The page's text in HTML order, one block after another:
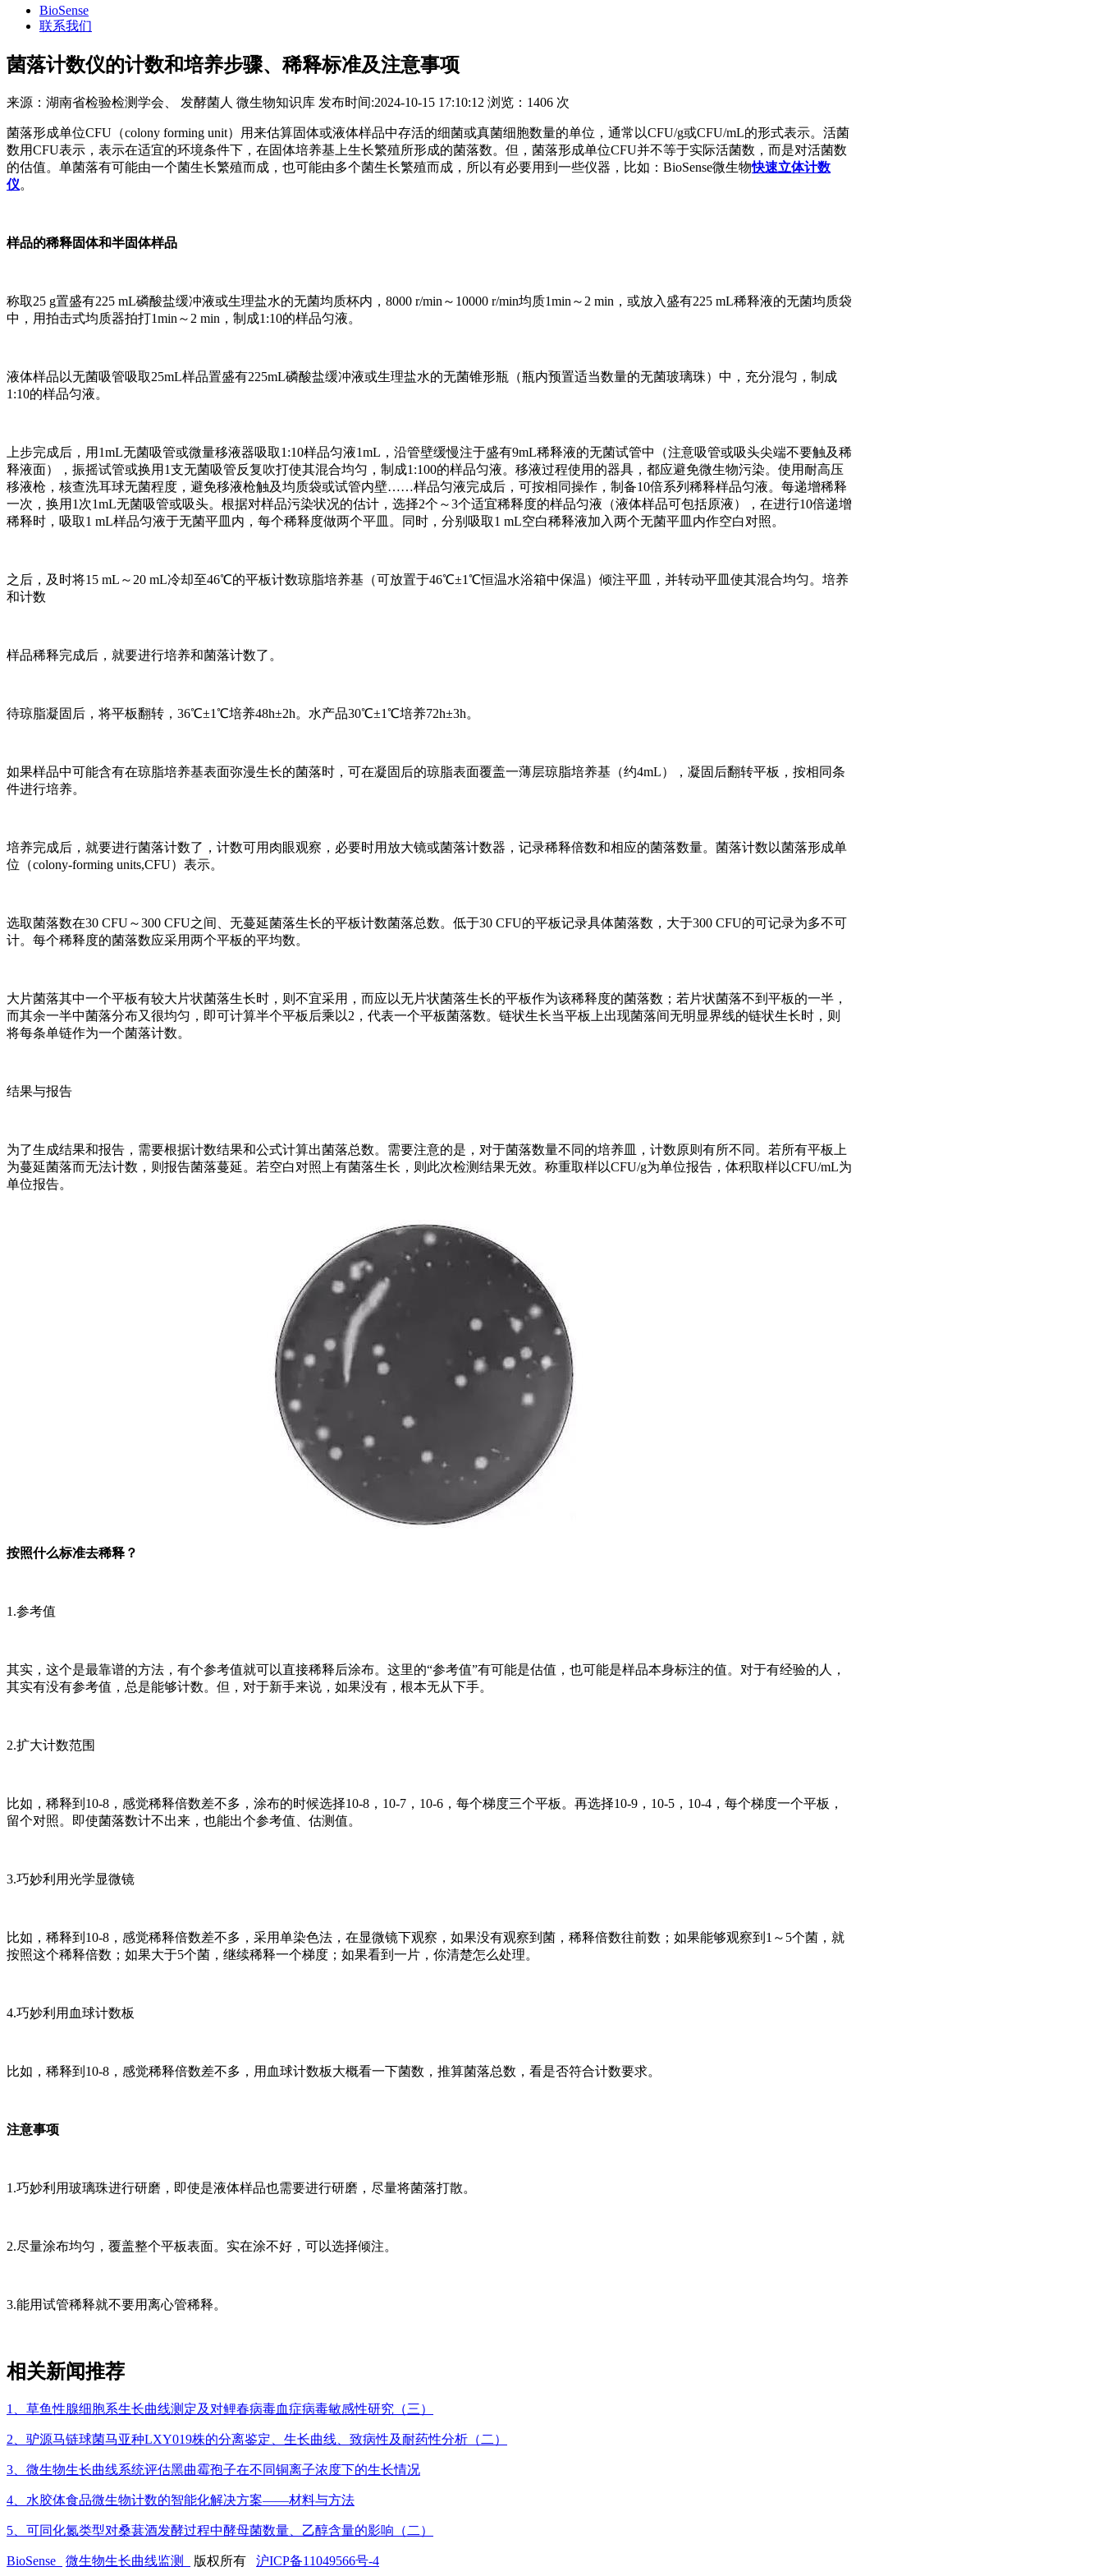
BioSense
联系我们
​菌落计数仪的计数和培养步骤、稀释标准及注意事项
来源： 湖南省检验检测学会、 发酵菌人 微生物知识库 发布时间:2024-10-15 17:10:12 浏览： 1406 次
菌落形成单位CFU（colony forming unit）用来估算固体或液体样品中存活的细菌或真菌细胞数量的单位，通常以CFU/g或CFU/mL的形式表示。活菌
数用CFU表示，表示在适宜的环境条件下，在固体培养基上生长繁殖所形成的菌落数。但，菌落形成单位CFU并不等于实际活菌数，而是对活菌数
的估值。单菌落有可能由一个菌生长繁殖而成，也可能由多个菌生长繁殖而成，所以有必要用到一些仪器，比如：BioSense微生物快速立体计数
仪。
样品的稀释固体和半固体样品
称取25 g置盛有225 mL磷酸盐缓冲液或生理盐水的无菌均质杯内，8000 r/min～10000 r/min均质1min～2 min，或放入盛有225 mL稀释液的无菌均质袋
中，用拍击式均质器拍打1min～2 min，制成1:10的样品匀液。
液体样品以无菌吸管吸取25mL样品置盛有225mL磷酸盐缓冲液或生理盐水的无菌锥形瓶（瓶内预置适当数量的无菌玻璃珠）中，充分混匀，制成
1:10的样品匀液。
上步完成后，用1mL无菌吸管或微量移液器吸取1:10样品匀液1mL，沿管壁缓慢注于盛有9mL稀释液的无菌试管中（注意吸管或吸头尖端不要触及稀
释液面），振摇试管或换用1支无菌吸管反复吹打使其混合均匀，制成1:100的样品匀液。移液过程使用的器具，都应避免微生物污染。使用耐高压
移液枪，核查洗耳球无菌程度，避免移液枪触及均质袋或试管内壁……样品匀液完成后，可按相同操作，制备10倍系列稀释样品匀液。每递增稀释
一次，换用1次1mL无菌吸管或吸头。根据对样品污染状况的估计，选择2个～3个适宜稀释度的样品匀液（液体样品可包括原液），在进行10倍递增
稀释时，吸取1 mL样品匀液于无菌平皿内，每个稀释度做两个平皿。同时，分别吸取1 mL空白稀释液加入两个无菌平皿内作空白对照。
之后，及时将15 mL～20 mL冷却至46℃的平板计数琼脂培养基（可放置于46℃±1℃恒温水浴箱中保温）倾注平皿，并转动平皿使其混合均匀。培养
和计数
样品稀释完成后，就要进行培养和菌落计数了。
待琼脂凝固后，将平板翻转，36℃±1℃培养48h±2h。水产品30℃±1℃培养72h±3h。
如果样品中可能含有在琼脂培养基表面弥漫生长的菌落时，可在凝固后的琼脂表面覆盖一薄层琼脂培养基（约4mL），凝固后翻转平板，按相同条
件进行培养。
培养完成后，就要进行菌落计数了，计数可用肉眼观察，必要时用放大镜或菌落计数器，记录稀释倍数和相应的菌落数量。菌落计数以菌落形成单
位（colony-forming units,CFU）表示。
选取菌落数在30 CFU～300 CFU之间、无蔓延菌落生长的平板计数菌落总数。低于30 CFU的平板记录具体菌落数，大于300 CFU的可记录为多不可
计。每个稀释度的菌落数应采用两个平板的平均数。
大片菌落其中一个平板有较大片状菌落生长时，则不宜采用，而应以无片状菌落生长的平板作为该稀释度的菌落数；若片状菌落不到平板的一半，
而其余一半中菌落分布又很均匀，即可计算半个平板后乘以2，代表一个平板菌落数。链状生长当平板上出现菌落间无明显界线的链状生长时，则
将每条单链作为一个菌落计数。
结果与报告
为了生成结果和报告，需要根据计数结果和公式计算出菌落总数。需要注意的是，对于菌落数量不同的培养皿，计数原则有所不同。若所有平板上
为蔓延菌落而无法计数，则报告菌落蔓延。若空白对照上有菌落生长，则此次检测结果无效。称重取样以CFU/g为单位报告，体积取样以CFU/mL为
单位报告。
按照什么标准去稀释？
1.参考值
其实，这个是最靠谱的方法，有个参考值就可以直接稀释后涂布。这里的“参考值”有可能是估值，也可能是样品本身标注的值。对于有经验的人，
其实有没有参考值，总是能够计数。但，对于新手来说，如果没有，根本无从下手。
2.扩大计数范围
比如，稀释到10-8，感觉稀释倍数差不多，涂布的时候选择10-8，10-7，10-6，每个梯度三个平板。再选择10-9，10-5，10-4，每个梯度一个平板，
留个对照。即使菌落数计不出来，也能出个参考值、估测值。
3.巧妙利用光学显微镜
比如，稀释到10-8，感觉稀释倍数差不多，采用单染色法，在显微镜下观察，如果没有观察到菌，稀释倍数往前数；如果能够观察到1～5个菌，就
按照这个稀释倍数；如果大于5个菌，继续稀释一个梯度；如果看到一片，你清楚怎么处理。
4.巧妙利用血球计数板
比如，稀释到10-8，感觉稀释倍数差不多，用血球计数板大概看一下菌数，推算菌落总数，看是否符合计数要求。
注意事项
1.巧妙利用玻璃珠进行研磨，即使是液体样品也需要进行研磨，尽量将菌落打散。
2.尽量涂布均匀，覆盖整个平板表面。实在涂不好，可以选择倾注。
3.能用试管稀释就不要用离心管稀释。
相关新闻推荐
1、草鱼性腺细胞系生长曲线测定及对鲤春病毒血症病毒敏感性研究（三）
2、驴源马链球菌马亚种LXY019株的分离鉴定、生长曲线、致病性及耐药性分析（二）
3、微生物生长曲线系统评估黑曲霉孢子在不同铜离子浓度下的生长情况
4、水胶体食品微生物计数的智能化解决方案——材料与方法
5、可同化氮类型对桑葚酒发酵过程中酵母菌数量、乙醇含量的影响（二）
BioSense 微生物生长曲线监测 版权所有 沪ICP备11049566号-4